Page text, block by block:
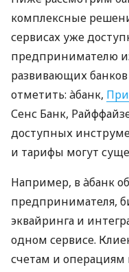
комплексные
сервисах уже
предпринимателю
развивающих
отметить: àбанк,
Сенс Банк,
доступных
и тарифы могут
Например, в àбанк
предпринимателя,
эквайринга и
одном сервисе.
счетам и операциям